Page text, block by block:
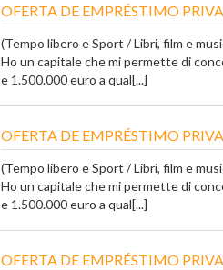
OFERTA DE EMPRÉSTIMO
(Tempo libero e Sport / Libri, film e
Ho un capitale che mi permette di
e 1.500.000 euro a qual[...]
OFERTA DE EMPRÉSTIMO
(Tempo libero e Sport / Libri, film e
Ho un capitale che mi permette di
e 1.500.000 euro a qual[...]
OFERTA DE EMPRÉSTIMO